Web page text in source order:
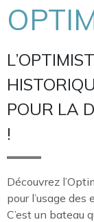
POUR LA
!
Découvrez
pour l’usage des
C’est un bateau